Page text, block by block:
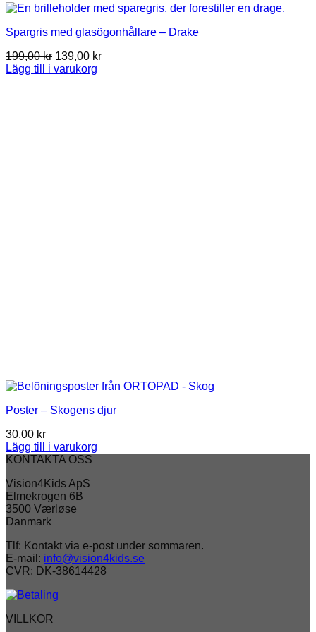
Spargris med glasögonhållare – Drake
199,00kr Det
ursprungliga
139,00 krDet
Lägg till i varukorg
Poster – Skogens djur
30,00 kr
Lägg till i varukorg
KONTAKTA OSS
Vision4Kids ApS
Elmekrogen 6B
3500 Værløse
Danmark
Tlf: Kontakt via e-post under sommaren.
E-mail: info@vision4kids.se
CVR: DK-38614428
VILLKOR